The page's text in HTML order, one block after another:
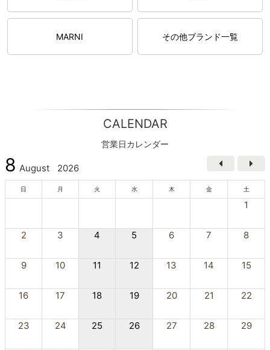
MARNI その他ブランド一覧
CALENDAR
営業日カレンダー
8 August 2026
日 月 火 水 木 金 土
1
2 3 4 5 6 7 8
9 10 11 12 13 14 15
16 17 18 19 20 21 22
23 24 25 26 27 28 29